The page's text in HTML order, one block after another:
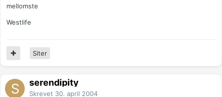
mellomste
Westlife
Siter
serendipity
Skrevet 30. april 2004